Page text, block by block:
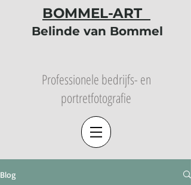
BOMMEL-ART
Belinde van Bommel
Professionele bedrijfs- en
portretfotografie
Blog